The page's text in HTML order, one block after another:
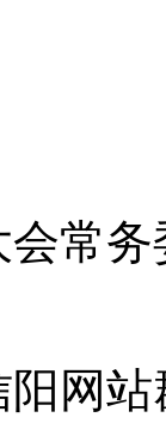
常
网